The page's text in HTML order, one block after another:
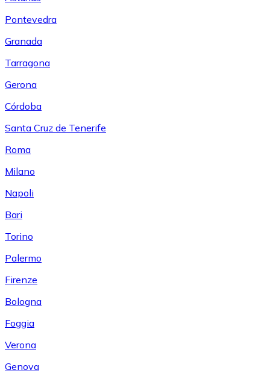
Pontevedra
Granada
Tarragona
Gerona
Córdoba
Santa Cruz de Tenerife
Roma
Milano
Napoli
Bari
Torino
Palermo
Firenze
Bologna
Foggia
Verona
Genova